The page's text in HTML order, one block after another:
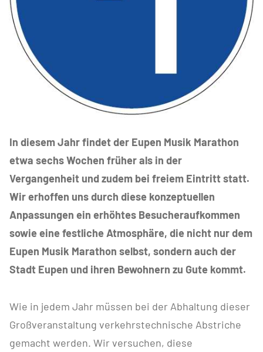
In diesem Jahr findet der Eupen Musik Marathon
etwa sechs Wochen früher als in der
Vergangenheit und zudem bei freiem Eintritt statt.
Wir erhoffen uns durch diese konzeptuellen
Anpassungen ein erhöhtes Besucheraufkommen
sowie eine festliche Atmosphäre, die nicht nur dem
Eupen Musik Marathon selbst, sondern auch der
Stadt Eupen und ihren Bewohnern zu Gute kommt.
Wie in jedem Jahr müssen bei der Abhaltung dieser
Großveranstaltung verkehrstechnische Abstriche
gemacht werden. Wir versuchen, diese